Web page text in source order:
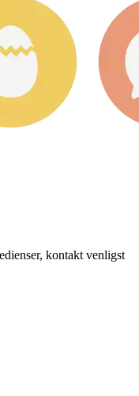
kontakt venligst